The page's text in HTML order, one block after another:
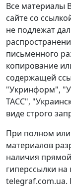
Все материалы
сайте со
не подлежат
письменного
копирование
содержащей
"Укринформ",
ТАСС",
виде строго
При полном
материалов
наличия
гиперссылки
telegraf.com.ua.